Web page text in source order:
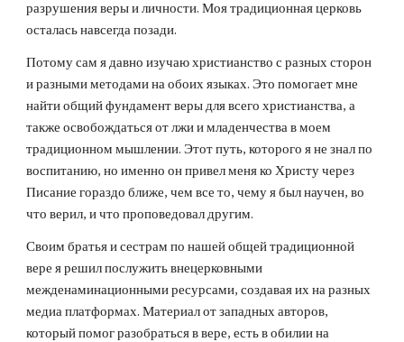
разрушения веры и личности. Моя традиционная церковь
осталась навсегда позади.
Потому сам я давно изучаю христианство с разных сторон
и разными методами на обоих языках. Это помогает мне
найти общий фундамент веры для всего христианства, а
также освобождаться от лжи и младенчества в моем
традиционном мышлении. Этот путь, которого я не знал по
воспитанию, но именно он привел меня ко Христу через
Писание гораздо ближе, чем все то, чему я был научен, во
что верил, и что проповедовал другим.
Своим братья и сестрам по нашей общей традиционной
вере я решил послужить внецерковными
межденаминационными ресурсами, создавая их на разных
медиа платформах. Материал от западных авторов,
который помог разобраться в вере, есть в обилии на